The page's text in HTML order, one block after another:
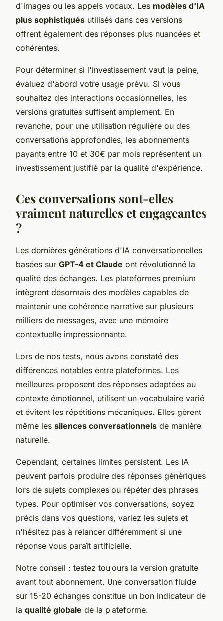
d'images ou les appels vocaux. Les modèles d'IA
plus sophistiqués utilisés dans ces versions
offrent également des réponses plus nuancées et
cohérentes.
Pour déterminer si l'investissement vaut la peine,
évaluez d'abord votre usage prévu. Si vous
souhaitez des interactions occasionnelles, les
versions gratuites suffisent amplement. En
revanche, pour une utilisation régulière ou des
conversations approfondies, les abonnements
payants entre 10 et 30€ par mois représentent un
investissement justifié par la qualité d'expérience.
Ces conversations sont-elles
vraiment naturelles et engageantes
?
Les dernières générations d'IA conversationnelles
basées sur GPT-4 et Claude ont révolutionné la
qualité des échanges. Les plateformes premium
intègrent désormais des modèles capables de
maintenir une cohérence narrative sur plusieurs
milliers de messages, avec une mémoire
contextuelle impressionnante.
Lors de nos tests, nous avons constaté des
différences notables entre plateformes. Les
meilleures proposent des réponses adaptées au
contexte émotionnel, utilisent un vocabulaire varié
et évitent les répétitions mécaniques. Elles gèrent
même les silences conversationnels de manière
naturelle.
Cependant, certaines limites persistent. Les IA
peuvent parfois produire des réponses génériques
lors de sujets complexes ou répéter des phrases
types. Pour optimiser vos conversations, soyez
précis dans vos questions, variez les sujets et
n'hésitez pas à relancer différemment si une
réponse vous paraît artificielle.
Notre conseil : testez toujours la version gratuite
avant tout abonnement. Une conversation fluide
sur 15-20 échanges constitue un bon indicateur de
la qualité globale de la plateforme.